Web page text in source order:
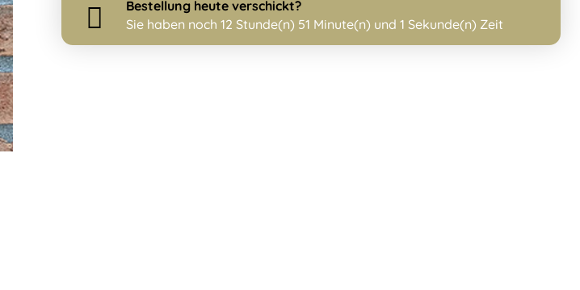
Bestellung heute verschickt?
Sie haben noch 12 Stunde(n) 51 Minute(n) und 0 Sekunde(n) Zeit